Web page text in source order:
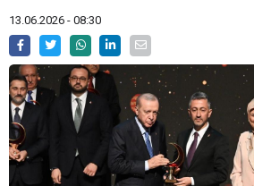
13.06.2026 - 08:30